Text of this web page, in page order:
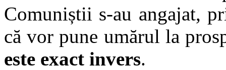
Comuniștii s-au angajat,
că vor pune umărul la
este exact invers.